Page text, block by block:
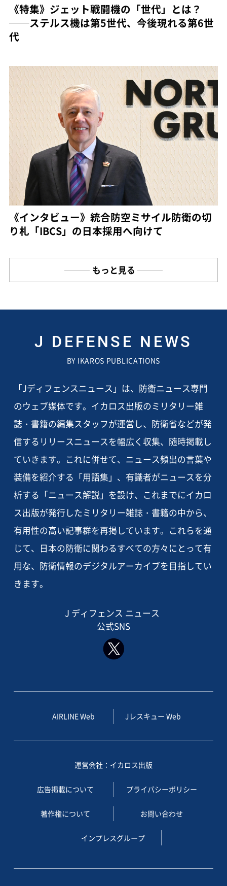
《特集》ジェット戦闘機の「世代」とは？
──ステルス機は第5世代、今後現れる第6世
代
《インタビュー》統合防空ミサイル防衛の切
り札「IBCS」の日本採用へ向けて
もっと見る
J DEFENSE NEWS
BY IKAROS PUBLICATIONS
「Jディフェンスニュース」は、防衛ニュース専門
のウェブ媒体です。イカロス出版のミリタリー雑
誌・書籍の編集スタッフが運営し、防衛省などが発
信するリリースニュースを幅広く収集、随時掲載し
ていきます。これに併せて、ニュース頻出の言葉や
装備を紹介する「用語集」、有識者がニュースを分
析する「ニュース解説」を設け、これまでにイカロ
ス出版が発行したミリタリー雑誌・書籍の中から、
有用性の高い記事群を再掲しています。これらを通
じて、日本の防衛に関わるすべての方々にとって有
用な、防衛情報のデジタルアーカイブを目指してい
きます。
J ディフェンス ニュース
公式SNS
AIRLINE Web Jレスキュー Web
運営会社：イカロス出版
広告掲載について プライバシーポリシー
著作権について お問い合わせ
インプレスグループ